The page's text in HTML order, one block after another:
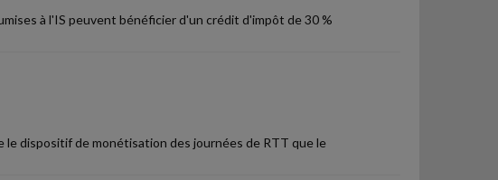
à l'IS peuvent bénéficier d'un crédit d'impôt de 30 %
dispositif de monétisation des journées de RTT que le